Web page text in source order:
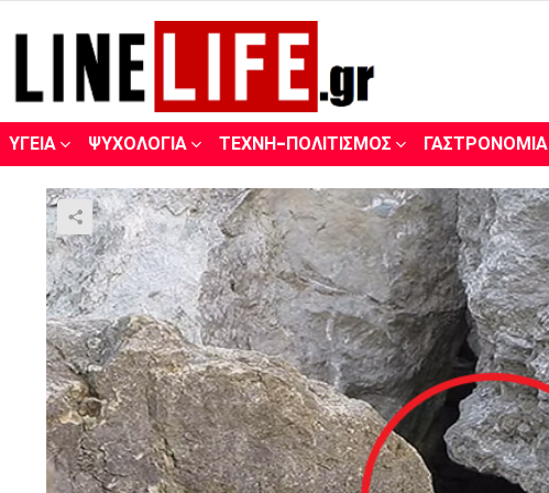
ΥΓΕΊΑ ΨΥΧΟΛΟΓΊΑ ΤΈΧΝΗ-ΠΟΛΙΤΙΣΜΌΣ ΓΑΣΤΡΟΝΟΜΊΑ